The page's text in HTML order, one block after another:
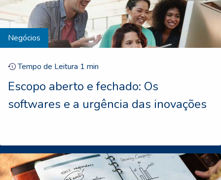
Negócios
Tempo de Leitura 1 min
Escopo aberto e fechado: Os
softwares e a urgência das inovações